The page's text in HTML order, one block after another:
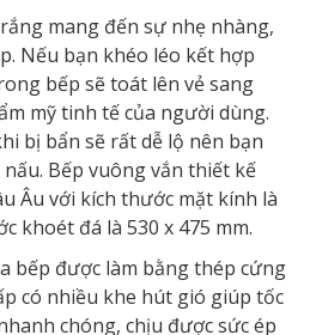
mang đến sự nhẹ nhàng,
Nếu bạn khéo léo kết hợp
bếp sẽ toát lên vẻ sang
mỹ tinh tế của người dùng.
bị bẩn sẽ rất dễ lộ nên bạn
Bếp vuông vắn thiết kế
Âu với kích thước mặt kính là
khoét đá là 530 x 475 mm.
bếp được làm bằng thép cứng
có nhiều khe hút gió giúp tốc
chóng, chịu được sức ép